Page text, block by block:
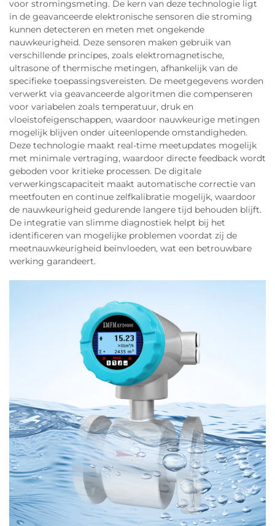
voor stromingsmeting. De kern van deze technologie ligt
in de geavanceerde elektronische sensoren die stroming
kunnen detecteren en meten met ongekende
nauwkeurigheid. Deze sensoren maken gebruik van
verschillende principes, zoals elektromagnetische,
ultrasone of thermische metingen, afhankelijk van de
specifieke toepassingsvereisten. De meetgegevens worden
verwerkt via geavanceerde algoritmen die compenseren
voor variabelen zoals temperatuur, druk en
vloeistofeigenschappen, waardoor nauwkeurige metingen
mogelijk blijven onder uiteenlopende omstandigheden.
Deze technologie maakt real-time meetupdates mogelijk
met minimale vertraging, waardoor directe feedback wordt
geboden voor kritieke processen. De digitale
verwerkingscapaciteit maakt automatische correctie van
meetfouten en continue zelfkalibratie mogelijk, waardoor
de nauwkeurigheid gedurende langere tijd behouden blijft.
De integratie van slimme diagnostiek helpt bij het
identificeren van mogelijke problemen voordat zij de
meetnauwkeurigheid beïnvloeden, wat een betrouwbare
werking garandeert.